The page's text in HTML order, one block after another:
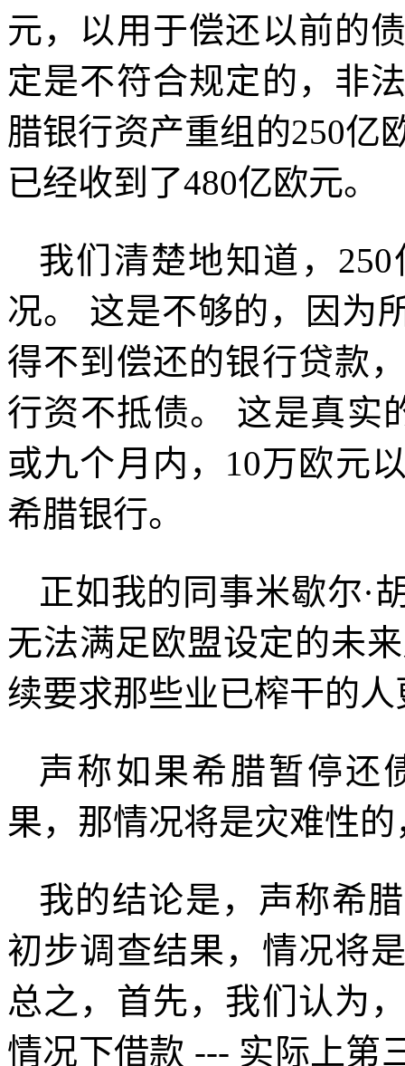
元，以用于偿还以前的
定是不符合规定的，非
腊银行资产重组的250亿
已经收到了480亿欧元。
我们清楚地知道， 250
况。 这是不够的，因为
得不到偿还的银行贷款
行资不抵债。 这是真实
或九个月内， 10万欧元
希腊银行。
正如我的同事米歇尔·
无法满足欧盟设定的未
续要求那些业已榨干的
声称如果希腊暂停还
果，那情况将是灾难性
我的结论是，声称希
初步调查结果，情况将
总之，首先，我们认为
情况下借款 --- 实际上第